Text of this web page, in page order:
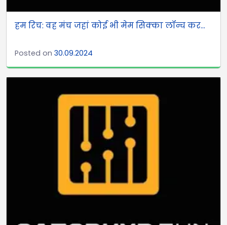
हम रिच: वह मंच जहां कोई भी मेम सिक्का लॉन्च कर...
Posted on 30.09.2024